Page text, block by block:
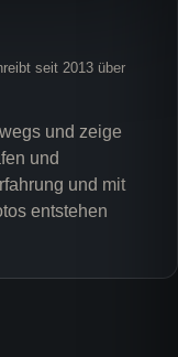
seit 2013 über
und zeige
und
und mit
entstehen